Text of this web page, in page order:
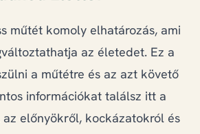
+36 20 823 6419
műtét komoly elhatározás, ami
az életedet. Ez a
a műtétre és az azt követő
információkat találsz itt a
előnyökről, kockázatokról és